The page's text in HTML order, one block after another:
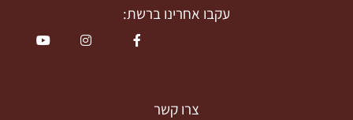
עקבו אחרינו ברשת:
צרו קשר